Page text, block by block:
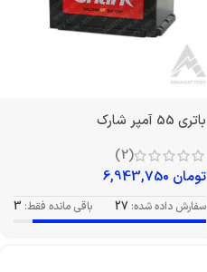
باتری 55 آمپر شارک
(2)
تومان
سفارش داده شده: 27 باقی مانده فقط: 3